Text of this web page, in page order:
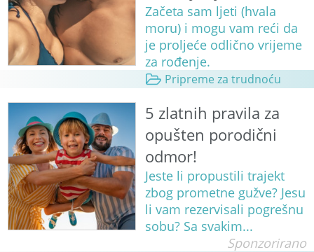
Začeta sam ljeti (hvala
moru) i mogu vam reći da
je proljeće odlično vrijeme
za rođenje.
Pripreme za trudnoću
5 zlatnih pravila za
opušten porodični
odmor!
Jeste li propustili trajekt
zbog prometne gužve? Jesu
li vam rezervisali pogrešnu
sobu? Sa svakim...
Sponzorirano